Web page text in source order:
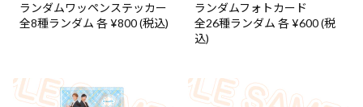
ランダムワッペンステッカー
全8種ランダム 各 ¥800 (税込)
ランダムフォトカード
全26種ランダム 各 ¥600 (税
込)